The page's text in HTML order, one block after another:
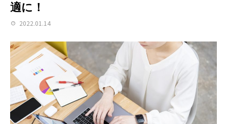
適に！
2022.01.14